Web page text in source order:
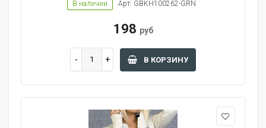
В наличии Арт: GBKH100262-GRN
198 руб
В КОРЗИНУ